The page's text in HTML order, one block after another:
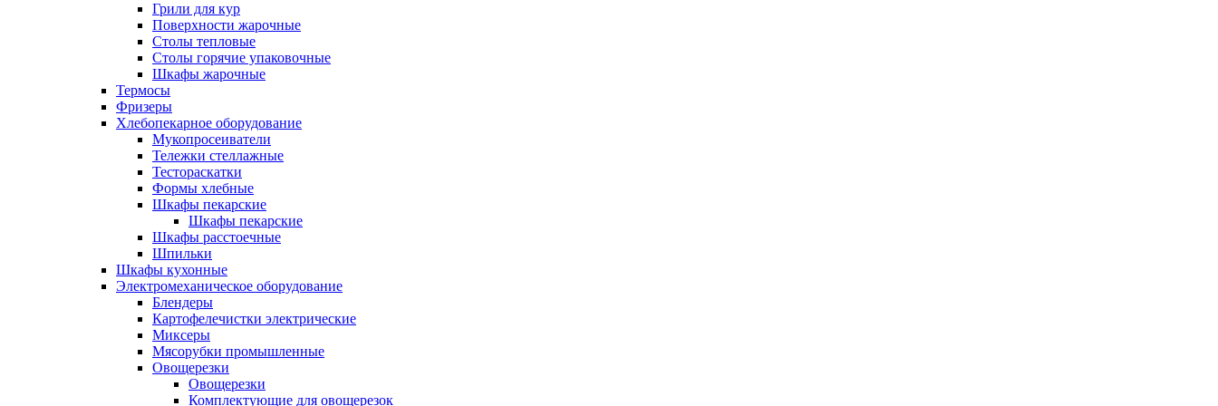
Грили для кур
Поверхности жарочные
Столы тепловые
Столы горячие упаковочные
Шкафы жарочные
Термосы
Фризеры
Хлебопекарное оборудование
Мукопросеиватели
Тележки стеллажные
Тестораскатки
Формы хлебные
Шкафы пекарские
Шкафы пекарские
Шкафы расстоечные
Шпильки
Шкафы кухонные
Электромеханическое оборудование
Блендеры
Картофелечистки электрические
Миксеры
Мясорубки промышленные
Овощерезки
Овощерезки
Комплектующие для овощерезок